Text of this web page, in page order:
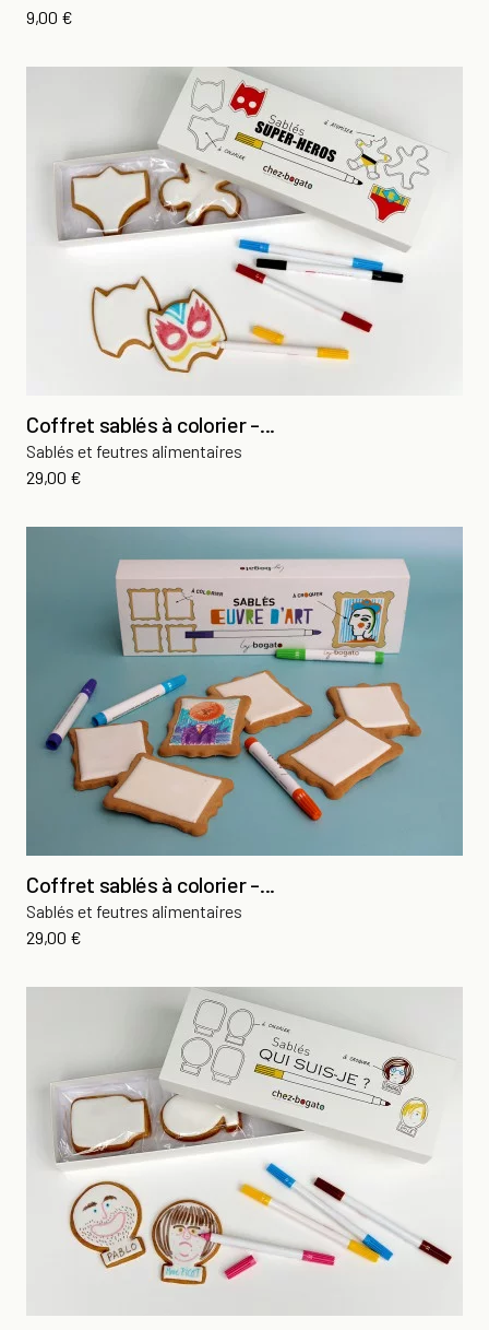
Prix
9,00 €
Coffret sablés à colorier -...
Sablés et feutres alimentaires
Prix
29,00 €
Coffret sablés à colorier -...
Sablés et feutres alimentaires
Prix
29,00 €